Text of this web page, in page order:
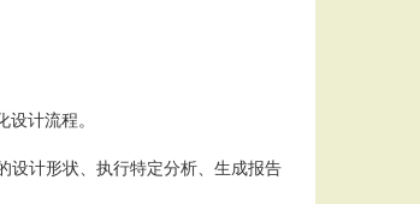
计流程。
设计形状、执行特定分析、生成报告